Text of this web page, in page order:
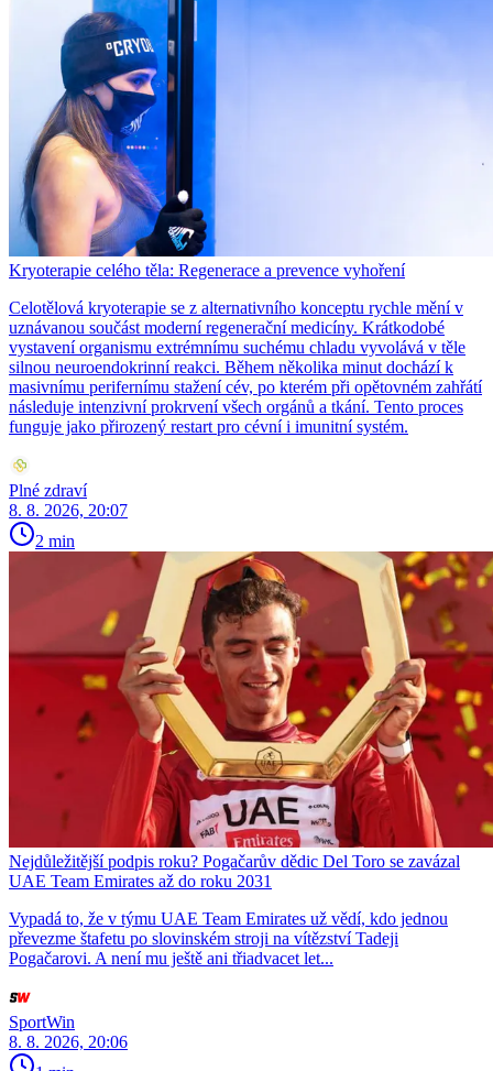
Kryoterapie celého těla: Regenerace a prevence vyhoření
Celotělová kryoterapie se z alternativního konceptu rychle mění v
uznávanou součást moderní regenerační medicíny. Krátkodobé
vystavení organismu extrémnímu suchému chladu vyvolává v těle
silnou neuroendokrinní reakci. Během několika minut dochází k
masivnímu perifernímu stažení cév, po kterém při opětovném zahřátí
následuje intenzivní prokrvení všech orgánů a tkání. Tento proces
funguje jako přirozený restart pro cévní i imunitní systém.
Plné zdraví
8. 8. 2026, 20:07
2 min
Nejdůležitější podpis roku? Pogačarův dědic Del Toro se zavázal
UAE Team Emirates až do roku 2031
Vypadá to, že v týmu UAE Team Emirates už vědí, kdo jednou
převezme štafetu po slovinském stroji na vítězství Tadeji
Pogačarovi. A není mu ještě ani třiadvacet let...
SportWin
8. 8. 2026, 20:06